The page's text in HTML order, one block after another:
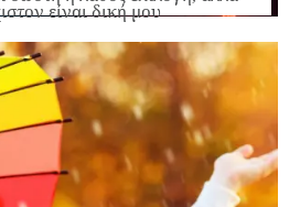
είναι δική μου